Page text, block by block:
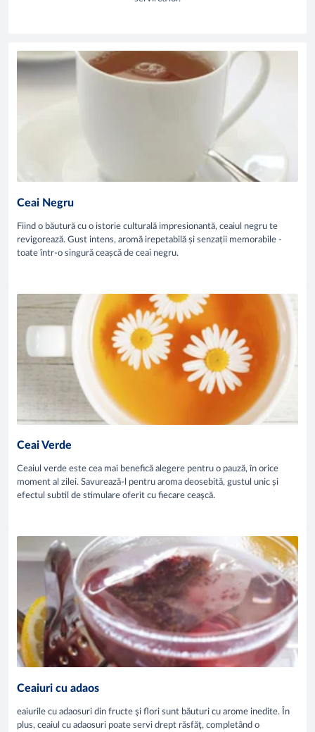
Ceai Negru
Fiind o băutură cu o istorie culturală impresionantă, ceaiul negru te
revigorează. Gust intens, aromă irepetabilă și senzații memorabile -
toate într-o singură ceașcă de ceai negru.
Ceai Verde
Ceaiul verde este cea mai benefică alegere pentru o pauză, în orice
moment al zilei. Savurează-l pentru aroma deosebită, gustul unic și
efectul subtil de stimulare oferit cu fiecare ceaşcă.
Ceaiuri cu adaos
eaiurile cu adaosuri din fructe şi flori sunt băuturi cu arome inedite. În
plus, ceaiul cu adaosuri poate servi drept răsfăţ, completând o